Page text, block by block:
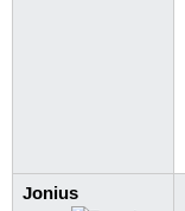
Jonius